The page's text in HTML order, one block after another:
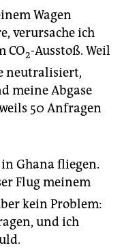
Wagen
verursache ich
CO2-Ausstoß. Weil
neutralisiert,
meine Abgase
50 Anfragen
Ghana fliegen.
Flug meinem
kein Problem:
und ich